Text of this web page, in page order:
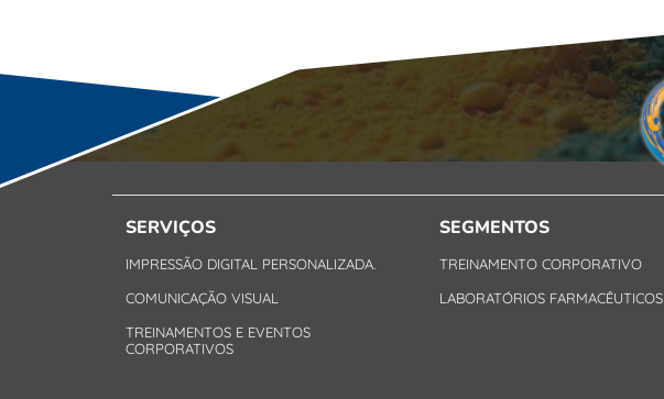
SERVIÇOS
IMPRESSÃO DIGITAL PERSONALIZADA.
COMUNICAÇÃO VISUAL
TREINAMENTOS E EVENTOS
CORPORATIVOS
SEGMENTOS
TREINAMENTO CORPORATIVO
LABORATÓRIOS FARMACÊUTICOS